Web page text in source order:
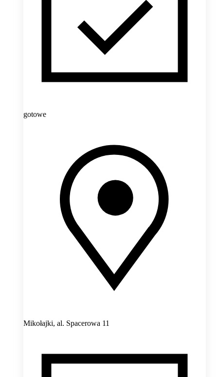
gotowe
Mikołajki, al. Spacerowa 11